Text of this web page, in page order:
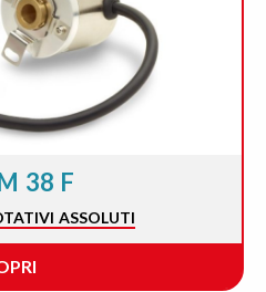
38 F
ASSOLUTI